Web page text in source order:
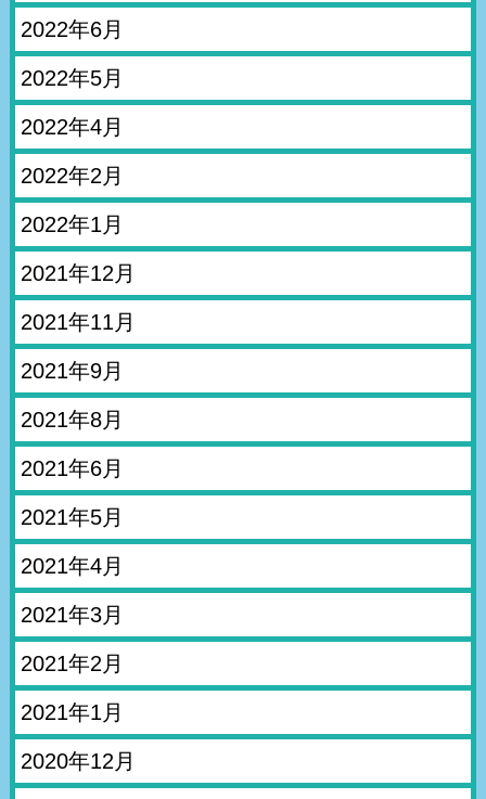
2022年6月
2022年5月
2022年4月
2022年2月
2022年1月
2021年12月
2021年11月
2021年9月
2021年8月
2021年6月
2021年5月
2021年4月
2021年3月
2021年2月
2021年1月
2020年12月